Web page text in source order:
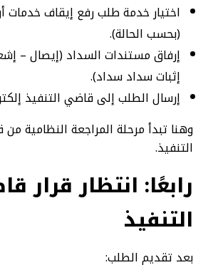
اختيار خدمة طلب رفع إيقاف خدمات
(بحسب الحالة).
إرفاق مستندات السداد (إيصال –
إثبات سداد سداد).
إرسال الطلب إلى قاضي التنفيذ
وهنا تبدأ مرحلة المراجعة النظامية
التنفيذ.
رابعًا: انتظار قرار
التنفيذ
بعد تقديم الطلب: